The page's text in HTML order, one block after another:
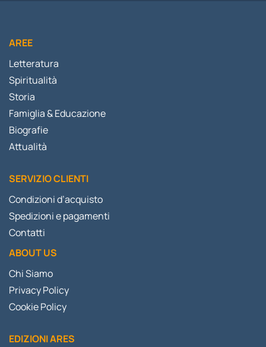
AREE
Letteratura
Spiritualità
Storia
Famiglia & Educazione
Biografie
Attualità
SERVIZIO CLIENTI
Condizioni d’acquisto
Spedizioni e pagamenti
Contatti
ABOUT US
Chi Siamo
Privacy Policy
Cookie Policy
EDIZIONI ARES